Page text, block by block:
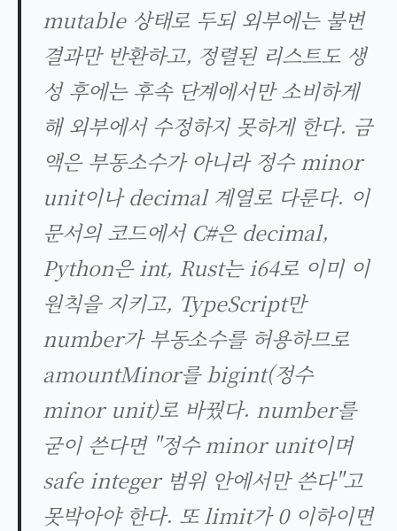
mutable 상태로 두되 외부에는 불변
결과만 반환하고, 정렬된 리스트도 생
성 후에는 후속 단계에서만 소비하게
해 외부에서 수정하지 못하게 한다. 금
액은 부동소수가 아니라 정수 minor
unit이나 decimal 계열로 다룬다. 이
문서의 코드에서 C#은 decimal,
Python은 int, Rust는 i64로 이미 이
원칙을 지키고, TypeScript만
number가 부동소수를 허용하므로
amountMinor를 bigint(정수
minor unit)로 바꿨다. number를
굳이 쓴다면 "정수 minor unit이며
safe integer 범위 안에서만 쓴다"고
못박아야 한다. 또 limit가 0 이하이면